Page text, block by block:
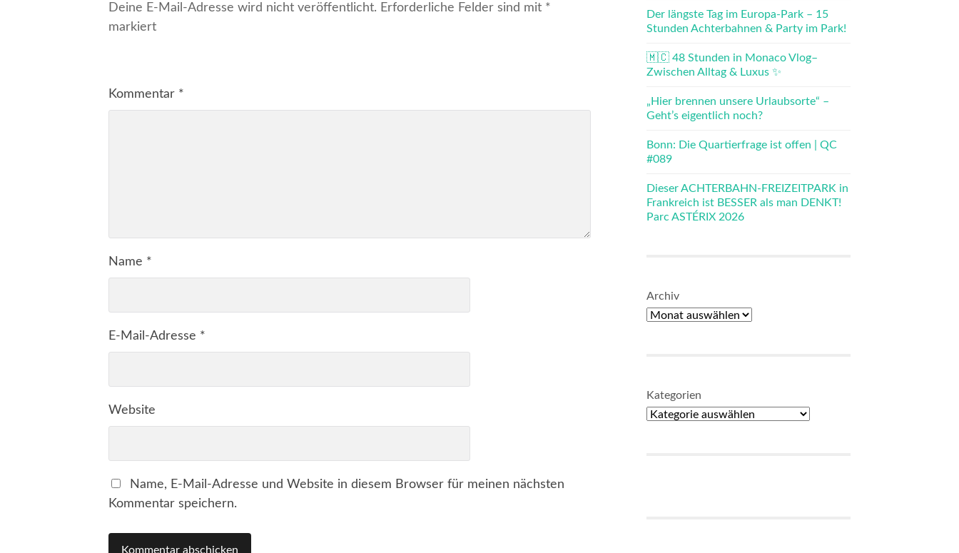
Deine E-Mail-Adresse wird nicht veröffentlicht. Erforderliche Felder sind mit *
markiert
Kommentar *
Name *
E-Mail-Adresse *
Website
Name, E-Mail-Adresse und Website in diesem Browser für meinen nächsten
Kommentar speichern.
Der längste Tag im Europa-Park – 15
Stunden Achterbahnen & Party im Park!
🇲🇨 48 Stunden in Monaco Vlog–
Zwischen Alltag & Luxus ✨
„Hier brennen unsere Urlaubsorte“ –
Geht’s eigentlich noch?
Bonn: Die Quartierfrage ist offen | QC
#089
Dieser ACHTERBAHN-FREIZEITPARK in
Frankreich ist BESSER als man DENKT!
Parc ASTÉRIX 2026
Archiv
Kategorien